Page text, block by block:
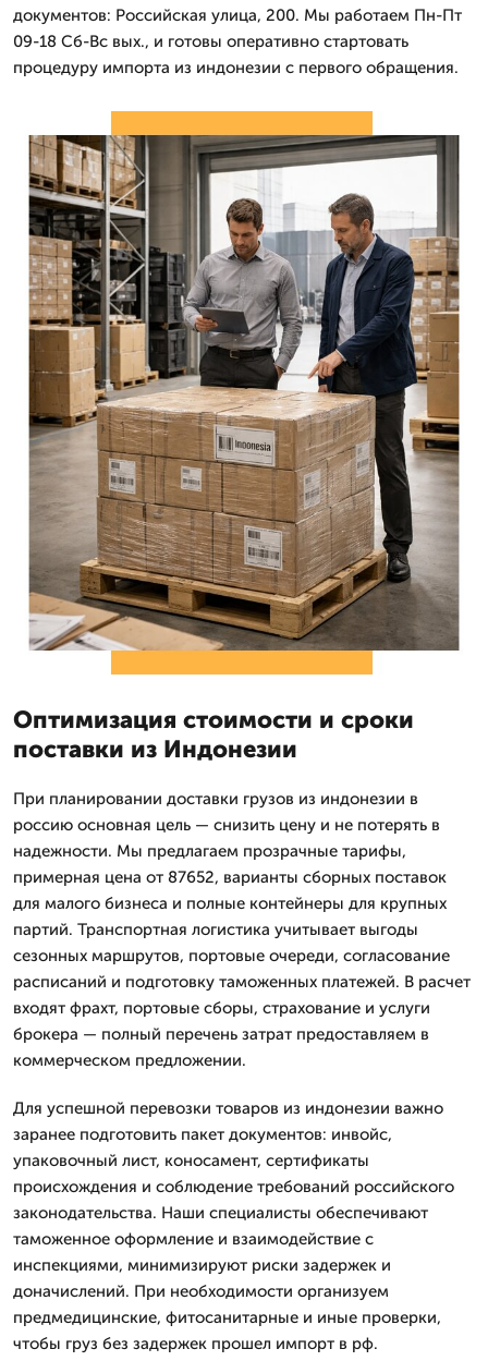
документов: Российская улица, 200. Мы работаем Пн-Пт
09-18 Сб-Вс вых., и готовы оперативно стартовать
процедуру импорта из индонезии с первого обращения.
Оптимизация стоимости и сроки
поставки из Индонезии
При планировании доставки грузов из индонезии в
россию основная цель — снизить цену и не потерять в
надежности. Мы предлагаем прозрачные тарифы,
примерная цена от 87652, варианты сборных поставок
для малого бизнеса и полные контейнеры для крупных
партий. Транспортная логистика учитывает выгоды
сезонных маршрутов, портовые очереди, согласование
расписаний и подготовку таможенных платежей. В расчет
входят фрахт, портовые сборы, страхование и услуги
брокера — полный перечень затрат предоставляем в
коммерческом предложении.
Для успешной перевозки товаров из индонезии важно
заранее подготовить пакет документов: инвойс,
упаковочный лист, коносамент, сертификаты
происхождения и соблюдение требований российского
законодательства. Наши специалисты обеспечивают
таможенное оформление и взаимодействие с
инспекциями, минимизируют риски задержек и
доначислений. При необходимости организуем
предмедицинские, фитосанитарные и иные проверки,
чтобы груз без задержек прошел импорт в рф.